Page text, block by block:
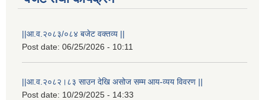
||आ.व.२०८३/०८४ बजेट वक्तव्य ||
Post date: 06/25/2026 - 10:11
||आ.व.२०८२।८३ साउन देखि असोज सम्म आय-व्यय विवरण ||
Post date: 10/29/2025 - 14:33